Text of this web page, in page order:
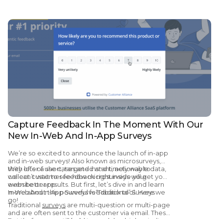
Capture Feedback In The Moment With Our
New In-Web And In-App Surveys
We’re so excited to announce the launch of in-app
and in-web surveys! Also known as microsurveys,
they offer a short, targeted and timely way to
collect customer feedback right inside your
website or app.
With lots of use cases and instant, actionable data,
we can’t wait to see how microsurveys will get you
even better results. But first, let’s dive in and learn
more about this powerful feedback tool. Here we
go!
In-Web And In-App Surveys vs “Traditional” Surveys
Traditional surveys are multi-question or multi-page
and are often sent to the customer via email. These